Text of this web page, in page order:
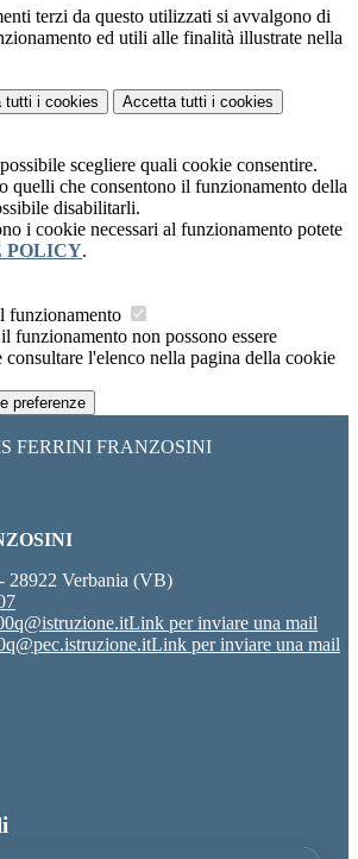
terzi da questo utilizzati si avvalgono di
ed utili alle finalità illustrate nella
tutti i cookies Accetta tutti i cookies
scegliere quali cookie consentire.
quelli che consentono il funzionamento della
disabilitarli.
i cookie necessari al funzionamento potete
POLICY.
funzionamento
funzionamento non possono essere
l'elenco nella pagina della cookie
preferenze
FERRINI FRANZOSINI
28922 Verbania (VB)
Link per inviare una mail
Link per inviare una mail